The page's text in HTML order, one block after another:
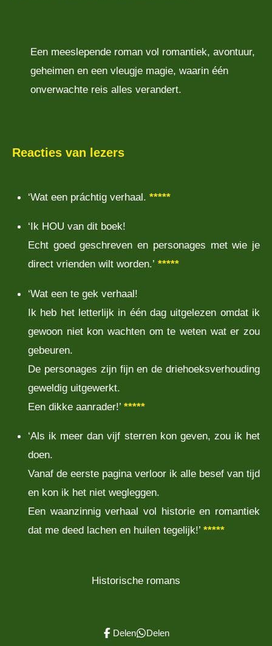
Een meeslepende roman vol romantiek, avontuur,
geheimen en een vleugje magie, waarin één
onverwachte reis alles verandert.
Reacties van lezers
‘Wat een práchtig verhaal. *****
‘Ik HOU van dit boek!
Echt goed geschreven en personages met wie je
direct vrienden wilt worden.’ *****
‘Wat een te gek verhaal!
Ik heb het letterlijk in één dag uitgelezen omdat ik
gewoon niet kon wachten om te weten wat er zou
gebeuren.
De personages zijn fijn en de driehoeksverhouding
geweldig uitgewerkt.
Een dikke aanrader!’ *****
‘Als ik meer dan vijf sterren kon geven, zou ik het
doen.
Vanaf de eerste pagina verloor ik alle besef van tijd
en kon ik het niet wegleggen.
Een waanzinnig verhaal vol historie en romantiek
dat me deed lachen en huilen tegelijk!’ *****
Historische romans
Delen Delen